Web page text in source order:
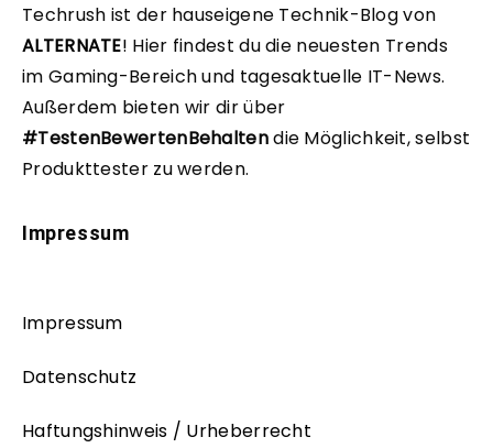
Techrush ist der hauseigene Technik-Blog von
ALTERNATE! Hier findest du die neuesten Trends
im Gaming-Bereich und tagesaktuelle IT-News.
Außerdem bieten wir dir über
#TestenBewertenBehaltendie Möglichkeit, selbst
Produkttester zu werden.
Impressum
Impressum
Datenschutz
Haftungshinweis / Urheberrecht